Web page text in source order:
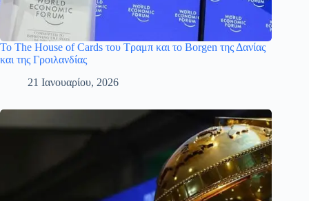
Το The House of Cards του Τραμπ και το Borgen της Δανίας
και της Γροιλανδίας
21 Ιανουαρίου, 2026